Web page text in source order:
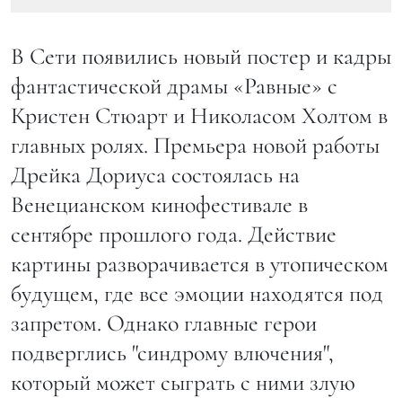
В Сети появились новый постер и кадры
фантастической драмы «Равные» с
Кристен Стюарт и Николасом Холтом в
главных ролях. Премьера новой работы
Дрейка Дориуса состоялась на
Венецианском кинофестивале в
сентябре прошлого года. Действие
картины разворачивается в утопическом
будущем, где все эмоции находятся под
запретом. Однако главные герои
подверглись "синдрому влючения",
который может сыграть с ними злую